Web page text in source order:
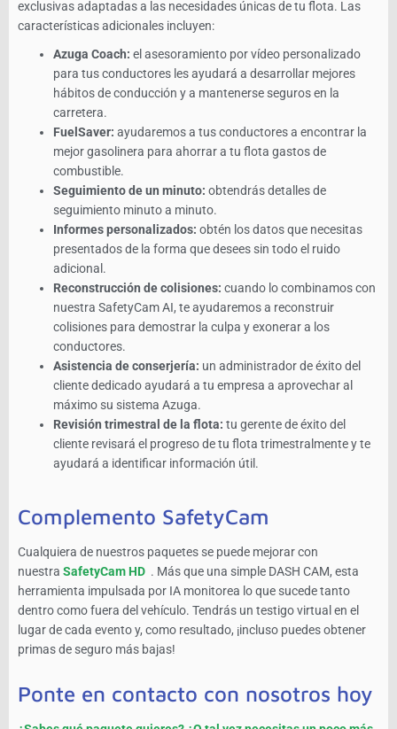
exclusivas adaptadas a las necesidades únicas de tu flota. Las
características adicionales incluyen:
Azuga Coach: el asesoramiento por vídeo personalizado
para tus conductores les ayudará a desarrollar mejores
hábitos de conducción y a mantenerse seguros en la
carretera.
FuelSaver: ayudaremos a tus conductores a encontrar la
mejor gasolinera para ahorrar a tu flota gastos de
combustible.
Seguimiento de un minuto: obtendrás detalles de
seguimiento minuto a minuto.
Informes personalizados: obtén los datos que necesitas
presentados de la forma que desees sin todo el ruido
adicional.
Reconstrucción de colisiones: cuando lo combinamos con
nuestra SafetyCam AI, te ayudaremos a reconstruir
colisiones para demostrar la culpa y exonerar a los
conductores.
Asistencia de conserjería: un administrador de éxito del
cliente dedicado ayudará a tu empresa a aprovechar al
máximo su sistema Azuga.
Revisión trimestral de la flota: tu gerente de éxito del
cliente revisará el progreso de tu flota trimestralmente y te
ayudará a identificar información útil.
Complemento SafetyCam
Cualquiera de nuestros paquetes se puede mejorar con
nuestra SafetyCam HD . Más que una simple DASH CAM, esta
herramienta impulsada por IA monitorea lo que sucede tanto
dentro como fuera del vehículo. Tendrás un testigo virtual en el
lugar de cada evento y, como resultado, ¡incluso puedes obtener
primas de seguro más bajas!
Ponte en contacto con nosotros hoy